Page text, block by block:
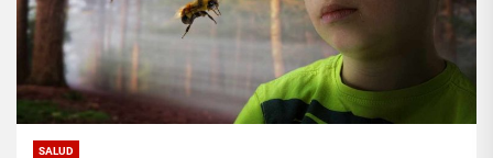
SALUD